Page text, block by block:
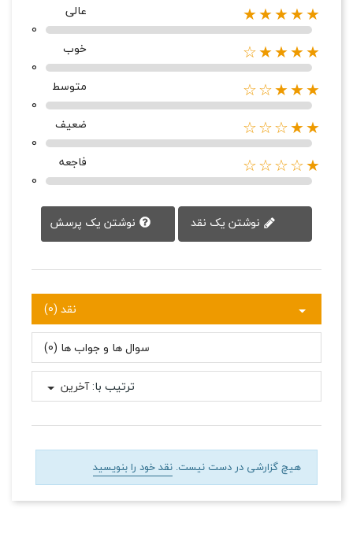
★★★★★
عالی
0
★★★★☆
خوب
0
★★★☆☆
متوسط
0
★★☆☆☆
ضعیف
0
★☆☆☆☆
فاجعه
0
نوشتن یک پرسش
نقد (0)
سوال ها و جواب ها (0)
ترتیب با:آخرین
هیچ گزارشی در دست نیست. نقد خود را بنویسید